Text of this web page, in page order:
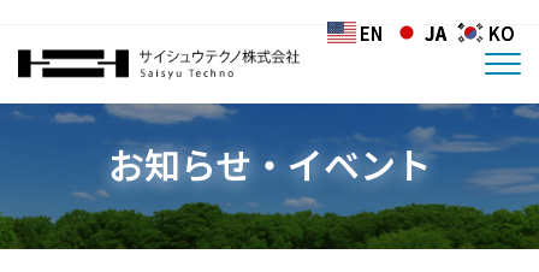
お知らせ・イベント
EN JA KO
EN JA KO